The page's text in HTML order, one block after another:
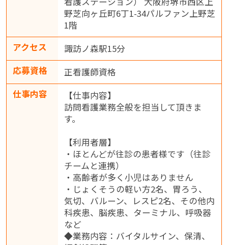
野芝向ヶ丘町6丁1-34パルファン上野芝
1階
アクセス
諏訪ノ森駅15分
応募資格
正看護師資格
仕事内容
【仕事内容】
訪問看護業務全般を担当して頂きま
す。
【利用者層】
・ほとんどが往診の患者様です（往診
チームと連携）
・高齢者が多く小児はありません
・じょくそうの軽い方2名、胃ろう、
気切、バルーン、レスピ2名、その他内
科疾患、脳疾患、ターミナル、呼吸器
など
◆業務内容：バイタルサイン、保清、